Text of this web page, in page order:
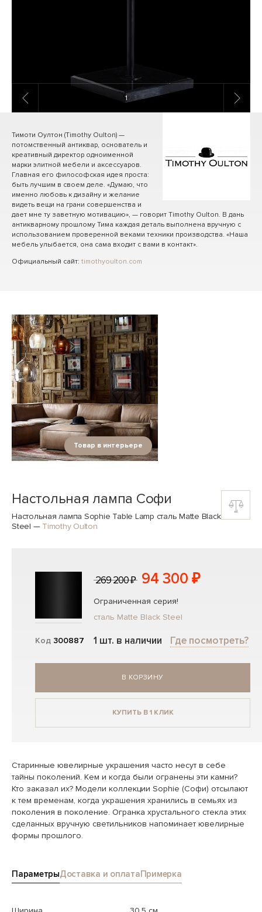
1/ 3
Тимоти Оултон (Timothy Oulton) —
потомственный антиквар, основатель и
креативный директор одноименной
марки элитной мебели и аксессуаров.
Главная его философская идея проста:
быть лучшим в своем деле. «Думаю, что
именно любовь к дизайну и желание
видеть вещи на грани совершенства и
дает мне ту заветную мотивацию», — говорит Timothy Oulton. В дань
антикварному прошлому Тима каждая деталь выполнена вручную с
использованием проверенной веками техники производства. «Наша
мебель улыбается, она сама входит с вами в контакт».
Официальный сайт: timothyoulton.com
Товар в интерьере
Настольная лампа Софи
Настольная лампа Sophie Table Lamp сталь Matte Black
Steel — Timothy Oulton
Код 300887
269 200 ₽ 94 300 ₽
Ограниченная серия!
сталь Matte Black Steel
1 шт. в наличии Где посмотреть?
В КОРЗИНУ
КУПИТЬ В 1 КЛИК
Старинные ювелирные украшения часто несут в себе
тайны поколений. Кем и когда были огранены эти камни?
Кто заказал их? Модели коллекции Sophie (Софи) отсылают
к тем временам, когда украшения хранились в семьях из
поколения в поколение. Огранка хрустального стекла этих
сделанных вручную светильников напоминает ювелирные
формы прошлого.
ПараметрыДоставка и оплатаПримерка